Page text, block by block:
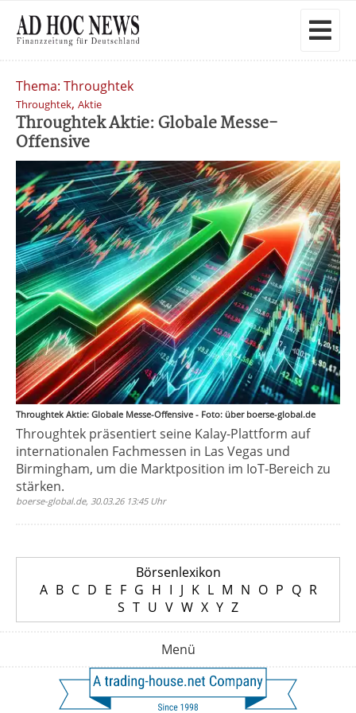
Thema: Throughtek
Throughtek, Aktie
Throughtek Aktie: Globale Messe-
Offensive
Throughtek Aktie: Globale Messe-Offensive - Foto: über boerse-global.de
Throughtek präsentiert seine Kalay-Plattform auf
internationalen Fachmessen in Las Vegas und
Birmingham, um die Marktposition im IoT-Bereich zu
stärken.
boerse-global.de, 30.03.26 13:45 Uhr
Börsenlexikon
A B C D E F G H I J K L M N O P Q R
S T U V W X Y Z
Menü